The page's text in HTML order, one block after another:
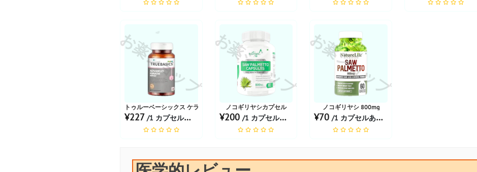
お薬ショップ
トゥルーベーシックス ケラチンカプセル
¥227 /1 カプセルあたり
お薬ショップ
ノコギリヤシカプセル
¥200 /1 カプセルあたり
お薬ショップ
ノコギリヤシ 800mg
¥70/1 カプセルあたり